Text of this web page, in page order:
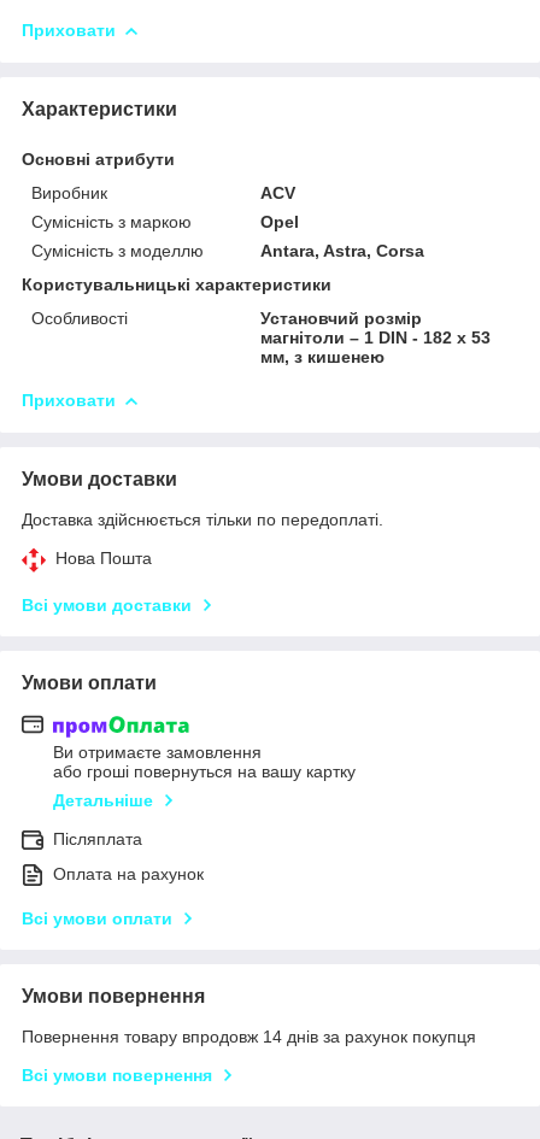
Приховати
Характеристики
Основні атрибути
Виробник
ACV
Сумісність з маркою
Opel
Сумісність з моделлю
Antara, Astra, Corsa
Користувальницькі характеристики
Особливості
Установчий розмір
магнітоли – 1 DIN - 182 x 53
мм, з кишенею
Приховати
Умови доставки
Доставка здійснюється тільки по передоплаті.
Нова Пошта
Всі умови доставки
Умови оплати
Ви отримаєте замовлення
або гроші повернуться на вашу картку
Детальніше
Післяплата
Оплата на рахунок
Всі умови оплати
Умови повернення
Повернення товару впродовж 14 днів за рахунок покупця
Всі умови повернення